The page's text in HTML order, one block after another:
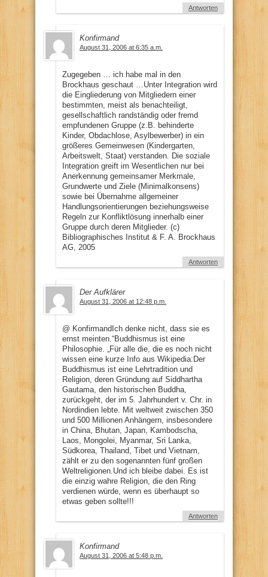
Antworten
Konfirmand
August 31, 2006 at 6:35 a.m.
Zugegeben … ich habe mal in den
Brockhaus geschaut …Unter Integration wird
die Eingliederung von Mitgliedern einer
bestimmten, meist als benachteiligt,
gesellschaftlich randständig oder fremd
empfundenen Gruppe (z.B. behinderte
Kinder, Obdachlose, Asylbewerber) in ein
größeres Gemeinwesen (Kindergarten,
Arbeitswelt, Staat) verstanden. Die soziale
Integration greift im Wesentlichen nur bei
Anerkennung gemeinsamer Merkmale,
Grundwerte und Ziele (Minimalkonsens)
sowie bei Übernahme allgemeiner
Handlungsorientierungen beziehungsweise
Regeln zur Konfliktlösung innerhalb einer
Gruppe durch deren Mitglieder. (c)
Bibliographisches Institut & F. A. Brockhaus
AG, 2005
Antworten
Der Aufklärer
August 31, 2006 at 12:48 p.m.
@ KonfirmandIch denke nicht, dass sie es
ernst meinten.“Buddhismus ist eine
Philosophie. „Für alle die, die es noch nicht
wissen eine kurze Info aus Wikipedia:Der
Buddhismus ist eine Lehrtradition und
Religion, deren Gründung auf Siddhartha
Gautama, den historischen Buddha,
zurückgeht, der im 5. Jahrhundert v. Chr. in
Nordindien lebte. Mit weltweit zwischen 350
und 500 Millionen Anhängern, insbesondere
in China, Bhutan, Japan, Kambodscha,
Laos, Mongolei, Myanmar, Sri Lanka,
Südkorea, Thailand, Tibet und Vietnam,
zählt er zu den sogenannten fünf großen
Weltreligionen.Und ich bleibe dabei. Es ist
die einzig wahre Religion, die den Ring
verdienen würde, wenn es überhaupt so
etwas geben sollte!!!
Antworten
Konfirmand
August 31, 2006 at 5:48 p.m.